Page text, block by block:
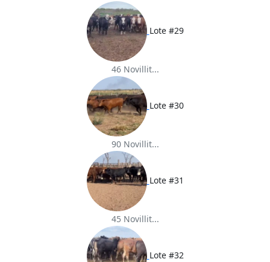
Lote #29
46 Novillit...
Lote #30
90 Novillit...
Lote #31
45 Novillit...
Lote #32